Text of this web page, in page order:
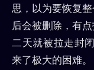
思，以为要恢复
后会被删除，有
二天就被拉走封
来了极大的困难。